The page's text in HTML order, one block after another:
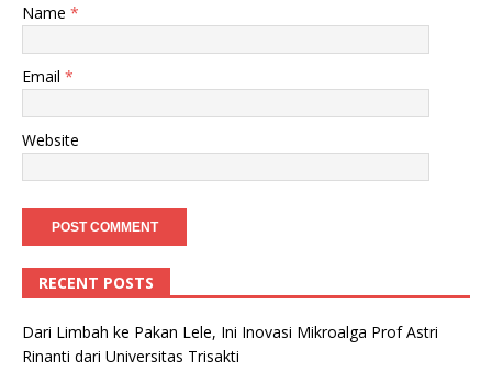
Name *
Email *
Website
RECENT POSTS
Dari Limbah ke Pakan Lele, Ini Inovasi Mikroalga Prof Astri
Rinanti dari Universitas Trisakti